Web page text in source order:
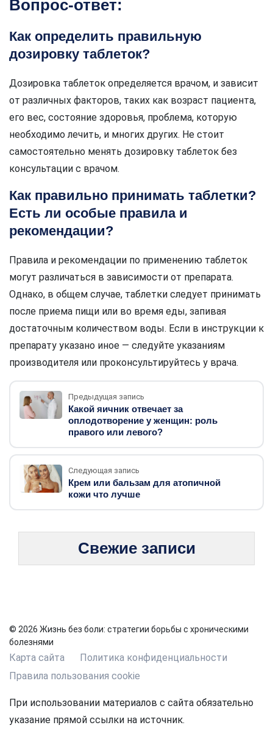
Вопрос-ответ:
Как определить правильную
дозировку таблеток?
Дозировка таблеток определяется врачом, и зависит
от различных факторов, таких как возраст пациента,
его вес, состояние здоровья, проблема, которую
необходимо лечить, и многих других. Не стоит
самостоятельно менять дозировку таблеток без
консультации с врачом.
Как правильно принимать таблетки?
Есть ли особые правила и
рекомендации?
Правила и рекомендации по применению таблеток
могут различаться в зависимости от препарата.
Однако, в общем случае, таблетки следует принимать
после приема пищи или во время еды, запивая
достаточным количеством воды. Если в инструкции к
препарату указано иное — следуйте указаниям
производителя или проконсультируйтесь у врача.
Предыдущая запись
Какой яичник отвечает за
оплодотворение у женщин: роль
правого или левого?
Следующая запись
Крем или бальзам для атопичной
кожи что лучше
Свежие записи
© 2026 Жизнь без боли: стратегии борьбы с хроническими
болезнями
Карта сайта
Политика конфиденциальности
Правила пользования cookie
При использовании материалов с сайта обязательно
указание прямой ссылки на источник.